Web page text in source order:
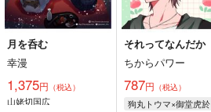
月を呑む
幸漫
1,375円 （税込）
山姥切国広
それってなんだか
ちからパワー
787円 （税込）
狗丸トウマ×御堂虎於